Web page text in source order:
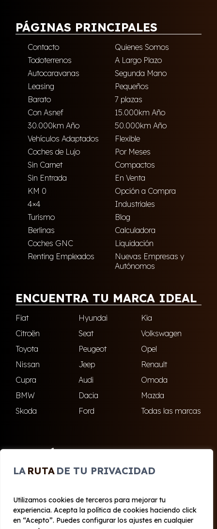
LA RUTA DE TU PRIVACIDAD
Utilizamos cookies de terceros para mejorar tu
experiencia. Acepta la política de cookies haciendo click
en “Acepto”. Puedes configurar los ajustes en cualquier
PÁGINAS PRINCIPALES
Contacto
Quienes Somos
Todoterrenos
A Largo Plazo
Autocaravanas
Segunda Mano
Leasing
Pequeños
Barato
7 plazas
Con Asnef
15.000km Año
30.000km Año
50.000km Año
Vehículos Adaptados
Flexible
Coches de Lujo
Por Meses
Sin Carnet
Compactos
Sin Entrada
En Venta
KM 0
Opción a Compra
4×4
Industriales
Turismo
Blog
Berlinas
Calculadora
Coches GNC
Liquidación
Renting Empleados
Nuevas Empresas y
Autónomos
ENCUENTRA TU MARCA IDEAL
Fiat Hyundai
Kia
Citroën
Seat
Volkswagen
Toyota
Peugeot
Opel
Nissan
Jeep
Renault
Cupra
Audi
Omoda
BMW
Dacia
Mazda
Skoda
Ford Todas las marcas
El Ejido Roquetas de Mar
© 2020 - 2026 Cabo Renting